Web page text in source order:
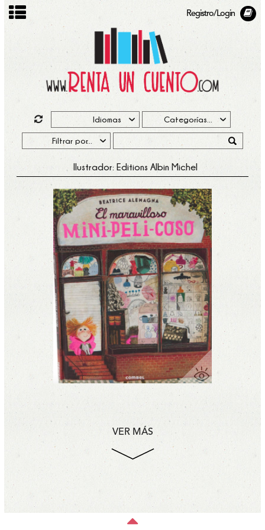
Registro/Login
Ilustrador: Editions Albin Michel
VER MÁS